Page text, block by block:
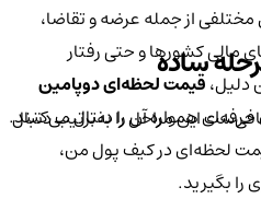
از جمله عرضه و تقاضا،
کشورها و حتی رفتار
دلیل،قیمت لحظه‌ای دوپامین
همواره آن را دنبال می‌کنند.
لحظه‌ای در کیف پول من،
بگیرید.
این مراحل را به‌ترتیب دنبال